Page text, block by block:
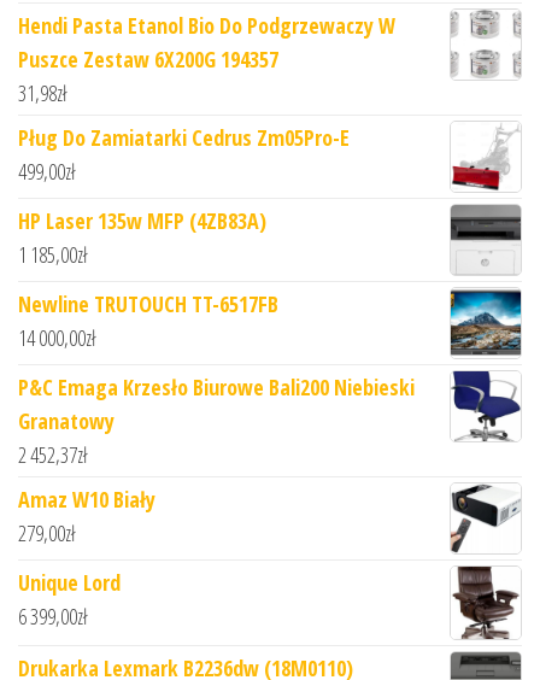
Hendi Pasta Etanol Bio Do Podgrzewaczy W
Puszce Zestaw 6X200G 194357
31,98zł
Pług Do Zamiatarki Cedrus Zm05Pro-E
499,00zł
HP Laser 135w MFP (4ZB83A)
1 185,00zł
Newline TRUTOUCH TT-6517FB
14 000,00zł
P&C Emaga Krzesło Biurowe Bali200 Niebieski
Granatowy
2 452,37zł
Amaz W10 Biały
279,00zł
Unique Lord
6 399,00zł
Drukarka Lexmark B2236dw (18M0110)